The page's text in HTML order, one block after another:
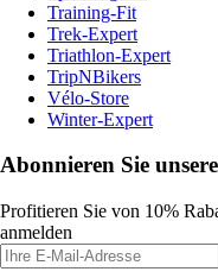
Training-Fit
Trek-Expert
Triathlon-Expert
TripNBikers
Vélo-Store
Winter-Expert
Abonnieren Sie
Profitieren Sie von 10%
anmelden